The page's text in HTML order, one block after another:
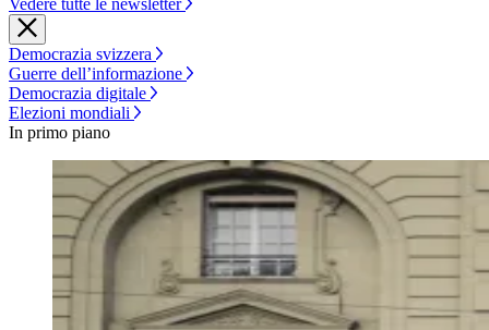
Vedere tutte le newsletter
Democrazia svizzera
Guerre dell’informazione
Democrazia digitale
Elezioni mondiali
In primo piano